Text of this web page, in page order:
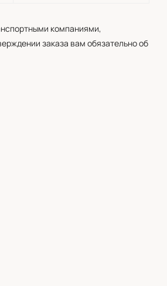
компаниями,
заказа вам обязательно об